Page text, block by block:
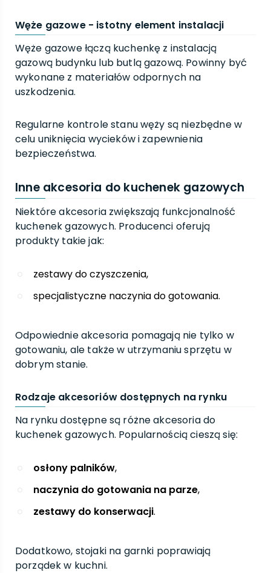
Węże gazowe - istotny element instalacji
Węże gazowe łączą kuchenkę z instalacją
gazową budynku lub butlą gazową. Powinny być
wykonane z materiałów odpornych na
uszkodzenia.
Regularne kontrole stanu węży są niezbędne w
celu uniknięcia wycieków i zapewnienia
bezpieczeństwa.
Inne akcesoria do kuchenek gazowych
Niektóre akcesoria zwiększają funkcjonalność
kuchenek gazowych. Producenci oferują
produkty takie jak:
zestawy do czyszczenia,
specjalistyczne naczynia do gotowania.
Odpowiednie akcesoria pomagają nie tylko w
gotowaniu, ale także w utrzymaniu sprzętu w
dobrym stanie.
Rodzaje akcesoriów dostępnych na rynku
Na rynku dostępne są różne akcesoria do
kuchenek gazowych. Popularnością cieszą się:
osłony palników,
naczynia do gotowania na parze,
zestawy do konserwacji.
Dodatkowo, stojaki na garnki poprawiają
porządek w kuchni.